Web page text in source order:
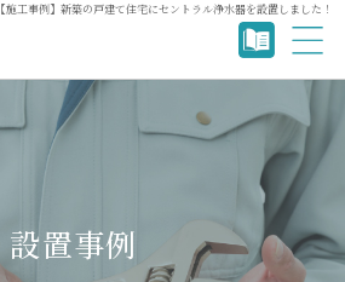
【施工事例】新築の戸建て住宅にセントラル浄水器を設置しました！
設置事例